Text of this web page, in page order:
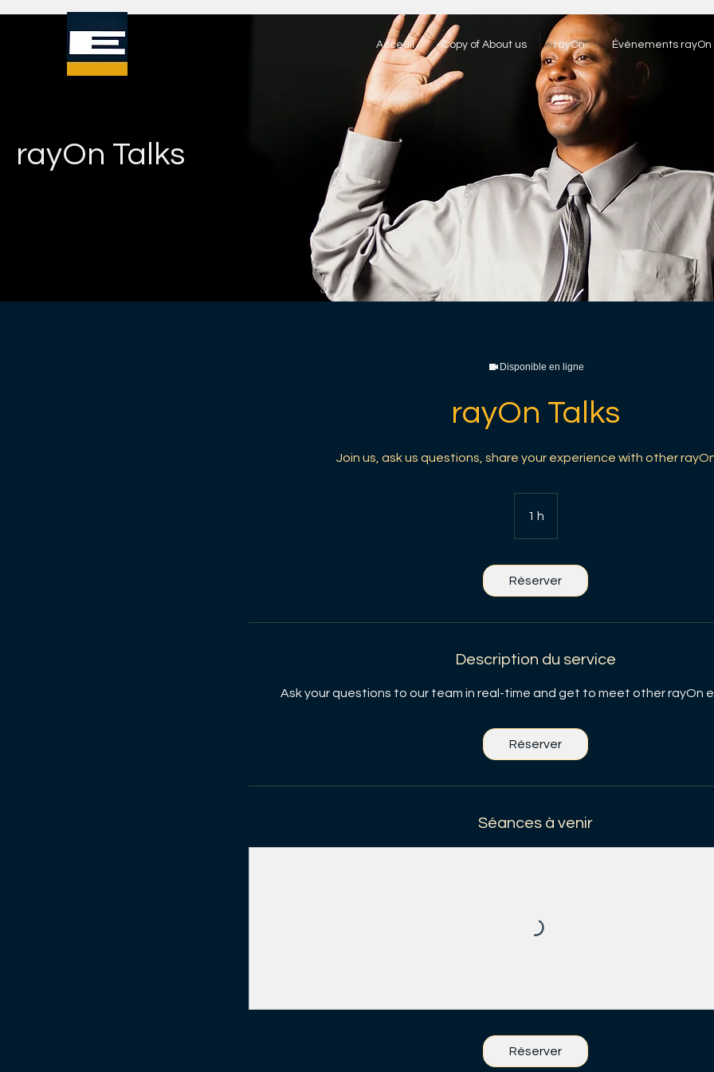
Acceuil Copy of About us rayOn Événements rayOn
rayOn Talks
Disponible en ligne
rayOn Talks
Join us, ask us questions, share your experience with other
1 h
Réserver
Description du service
Ask your questions to our team in real-time and get to meet other rayOn
Réserver
Séances à venir
Réserver